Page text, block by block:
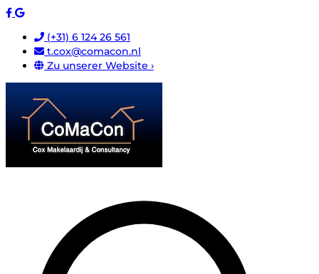
(+31) 6 124 26 561
t.cox@comacon.nl
Zu unserer Website ›